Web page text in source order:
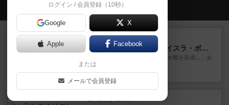
会員の新しい投稿
ルール/インスト
キャプテン・フリップ：イスラ・ボンバ
イスラ・ボンバを探しに出航!潜水艦を装備し、あ
なたの乗組員を監獄から解...
約2時間前by jurong
ログイン / 会員登録（10秒）
Google X
Apple Facebook
または
メールで会員登録